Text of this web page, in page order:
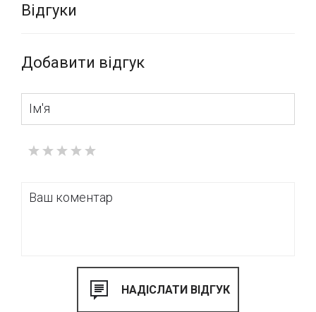
Відгуки
Добавити відгук